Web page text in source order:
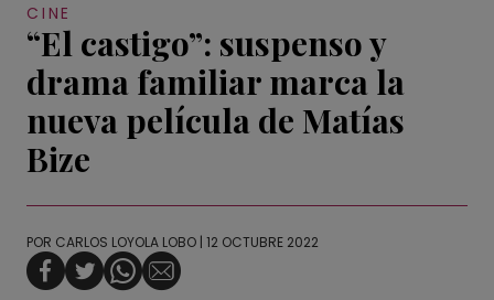
CINE
“El castigo”: suspenso y
drama familiar marca la
nueva película de Matías
Bize
POR CARLOS LOYOLA LOBO | 12 OCTUBRE 2022